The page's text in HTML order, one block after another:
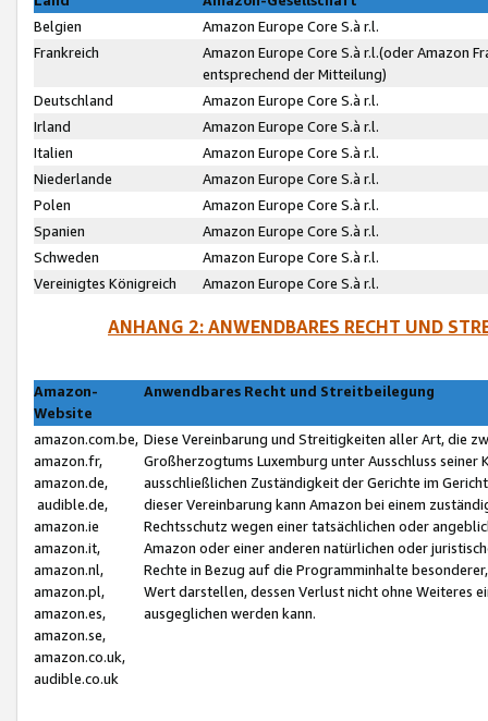
Belgien
Amazon Europe Core S.à r.l.
Frankreich
Amazon Europe Core S.à r.l.(oder Amazon
entsprechend der Mitteilung)
Deutschland
Amazon Europe Core S.à r.l.
Irland
Amazon Europe Core S.à r.l.
Italien
Amazon Europe Core S.à r.l.
Niederlande
Amazon Europe Core S.à r.l.
Polen
Amazon Europe Core S.à r.l.
Spanien
Amazon Europe Core S.à r.l.
Schweden
Amazon Europe Core S.à r.l.
Vereinigtes Königreich
Amazon Europe Core S.à r.l.
ANHANG 2: ANWENDBARES RECHT UND
Amazon-
Website
Anwendbares Recht und Streitbeilegung
amazon.com.be,
amazon.fr,
amazon.de,
audible.de,
amazon.ie
amazon.it,
amazon.nl,
amazon.pl,
amazon.es,
amazon.se,
amazon.co.uk,
audible.co.uk
Diese Vereinbarung und Streitigkeiten aller Art, die
Großherzogtums Luxemburg unter Ausschluss
ausschließlichen Zuständigkeit der Gerichte im
dieser Vereinbarung kann Amazon bei einem
Rechtsschutz wegen einer tatsächlichen oder
Amazon oder einer anderen natürlichen oder
Rechte in Bezug auf die Programminhalte
Wert darstellen, dessen Verlust nicht ohne Weiteres
ausgeglichen werden kann.